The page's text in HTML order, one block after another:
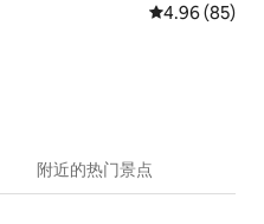
平均评分 4.96
4.96 (85)
附近的热门景点